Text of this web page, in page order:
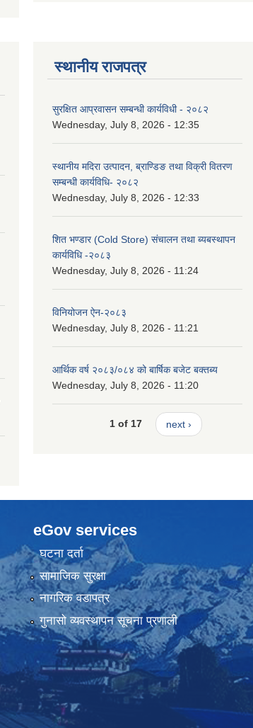
स्थानीय राजपत्र
सुरक्षित आप्रवासन सम्बन्धी कार्यविधी - २०८२
Wednesday, July 8, 2026 - 12:35
स्थानीय मदिरा उत्पादन, ब्राण्डिङ तथा विक्री वितरण
सम्बन्धी कार्यविधि- २०८२
Wednesday, July 8, 2026 - 12:33
शित भण्डार (Cold Store) संचालन तथा ब्यबस्थापन
कार्यविधि -२०८३
Wednesday, July 8, 2026 - 11:24
विनियोजन ऐन-२०८३
Wednesday, July 8, 2026 - 11:21
आर्थिक वर्ष २०८३/०८४ को बार्षिक बजेट बक्तब्य
Wednesday, July 8, 2026 - 11:20
1 of 17 next ›
eGov services
घटना दर्ता
सामाजिक सुरक्षा
नागरिक वडापत्र
गुनासो व्यवस्थापन सूचना प्रणाली